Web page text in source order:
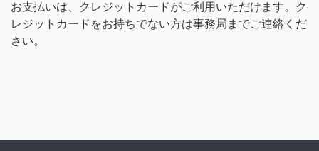
お支払いは、クレジットカードがご利用いただけます。ク
レジットカードをお持ちでない方は事務局までご連絡くだ
さい。